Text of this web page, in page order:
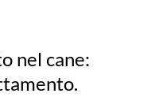
nel cane: